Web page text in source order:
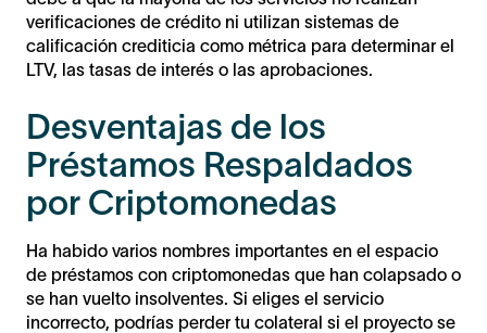
verificaciones de crédito ni utilizan sistemas de
calificación crediticia como métrica para determinar el
LTV, las tasas de interés o las aprobaciones.
Desventajas de los
Préstamos Respaldados
por Criptomonedas
Ha habido varios nombres importantes en el espacio
de préstamos con criptomonedas que han colapsado o
se han vuelto insolventes. Si eliges el servicio
incorrecto, podrías perder tu colateral si el proyecto se